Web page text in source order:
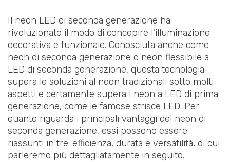
Il neon LED di seconda generazione ha
rivoluzionato il modo di concepire l'illuminazione
decorativa e funzionale. Conosciuta anche come
neon di seconda generazione o neon flessibile a
LED di seconda generazione, questa tecnologia
supera le soluzioni al neon tradizionali sotto molti
aspetti e certamente supera i neon a LED di prima
generazione, come le famose strisce LED. Per
quanto riguarda i principali vantaggi del neon di
seconda generazione, essi possono essere
riassunti in tre: efficienza, durata e versatilità, di cui
parleremo più dettagliatamente in seguito.